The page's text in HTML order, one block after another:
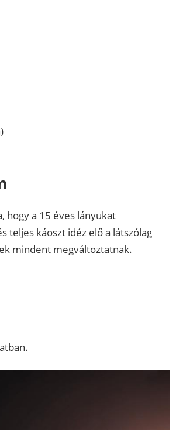
hogy a 15 éves lányukat
teljes káoszt idéz elő a látszólag
mindent megváltoztatnak.